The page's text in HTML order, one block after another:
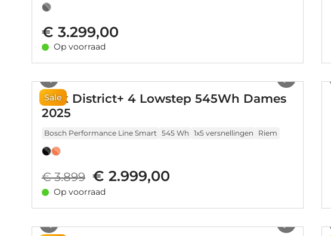
€ 3.299,00
Op voorraad
Sale
Trek District+ 4 Lowstep 545Wh Dames
2025
Bosch Performance Line Smart 545 Wh 1x5 versnellingen Riem
€ 3.899 € 2.999,00
Op voorraad